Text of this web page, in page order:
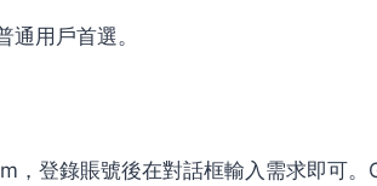
用戶首選。
，登錄賬號後在對話框輸入需求即可